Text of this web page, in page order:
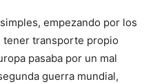
empezando por los
tener transporte propio
pasaba por un mal
guerra mundial,